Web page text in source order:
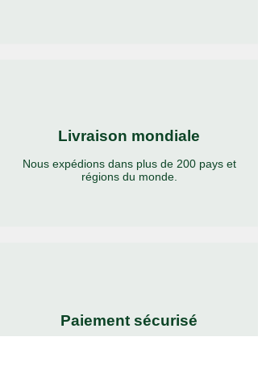
Livraison mondiale
Nous expédions dans plus de 200 pays et
régions du monde.
Paiement sécurisé